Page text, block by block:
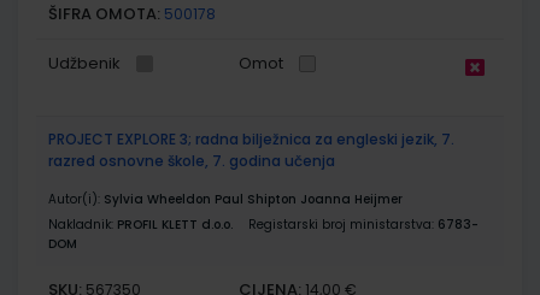
ŠIFRA OMOTA: 500178
Udžbenik Omot
PROJECT EXPLORE 3; radna bilježnica za engleski jezik, 7.
razred osnovne škole, 7. godina učenja
Autor(i): Sylvia Wheeldon Paul Shipton Joanna Heijmer
Nakladnik: PROFIL KLETT d.o.o. Registarski broj ministarstva: 6783-
DOM
SKU: 567350 CIJENA: 14,00 €